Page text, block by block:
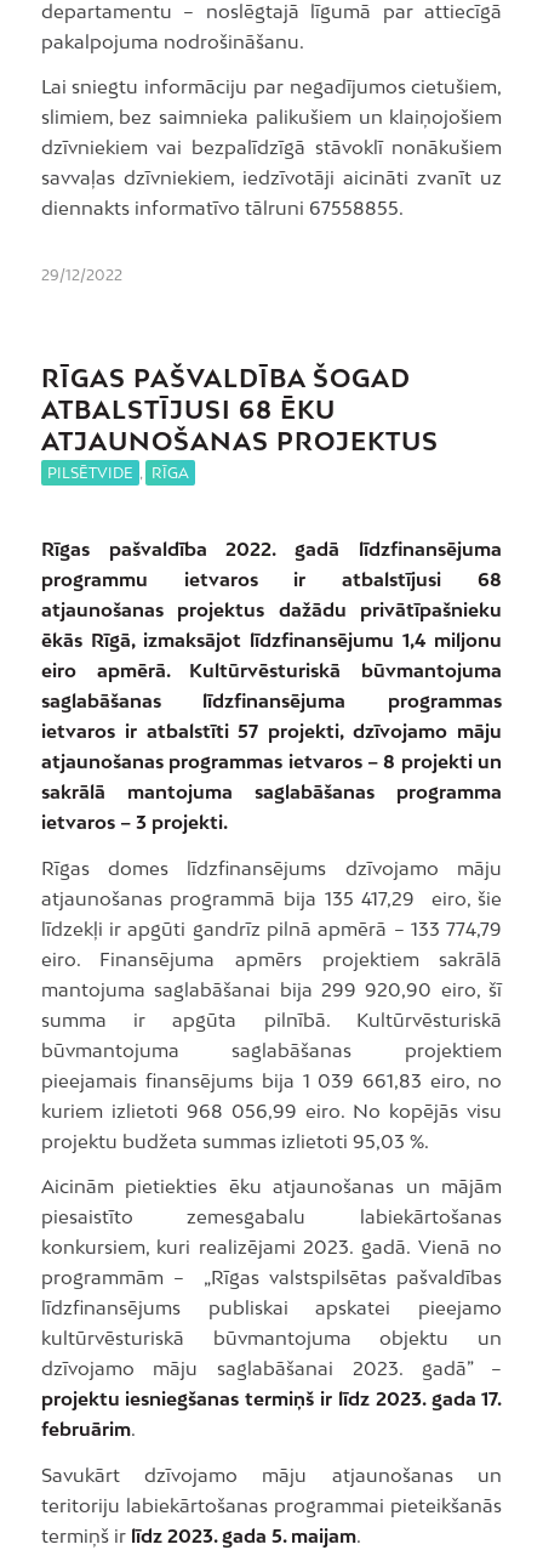
departamentu – noslēgtajā līgumā par attiecīgā
pakalpojuma nodrošināšanu.
Lai sniegtu informāciju par negadījumos cietušiem,
slimiem, bez saimnieka palikušiem un klaiņojošiem
dzīvniekiem vai bezpalīdzīgā stāvoklī nonākušiem
savvaļas dzīvniekiem, iedzīvotāji aicināti zvanīt uz
diennakts informatīvo tālruni 67558855.
29/12/2022
RĪGAS PAŠVALDĪBA ŠOGAD
ATBALSTĪJUSI 68 ĒKU
ATJAUNOŠANAS PROJEKTUS
PILSĒTVIDE , RĪGA
Rīgas pašvaldība 2022. gadā līdzfinansējuma
programmu ietvaros ir atbalstījusi 68
atjaunošanas projektus dažādu privātīpašnieku
ēkās Rīgā, izmaksājot līdzfinansējumu 1,4 miljonu
eiro apmērā. Kultūrvēsturiskā būvmantojuma
saglabāšanas līdzfinansējuma programmas
ietvaros ir atbalstīti 57 projekti, dzīvojamo māju
atjaunošanas programmas ietvaros – 8 projekti un
sakrālā mantojuma saglabāšanas programma
ietvaros – 3 projekti.
Rīgas domes līdzfinansējums dzīvojamo māju
atjaunošanas programmā bija 135 417,29 eiro, šie
līdzekļi ir apgūti gandrīz pilnā apmērā – 133 774,79
eiro. Finansējuma apmērs projektiem sakrālā
mantojuma saglabāšanai bija 299 920,90 eiro, šī
summa ir apgūta pilnībā. Kultūrvēsturiskā
būvmantojuma saglabāšanas projektiem
pieejamais finansējums bija 1 039 661,83 eiro, no
kuriem izlietoti 968 056,99 eiro. No kopējās visu
projektu budžeta summas izlietoti 95,03 %.
Aicinām pietiekties ēku atjaunošanas un mājām
piesaistīto zemesgabalu labiekārtošanas
konkursiem, kuri realizējami 2023. gadā. Vienā no
programmām – „Rīgas valstspilsētas pašvaldības
līdzfinansējums publiskai apskatei pieejamo
kultūrvēsturiskā būvmantojuma objektu un
dzīvojamo māju saglabāšanai 2023. gadā” –
projektu iesniegšanas termiņš ir līdz 2023. gada 17.
februārim.
Savukārt dzīvojamo māju atjaunošanas un
teritoriju labiekārtošanas programmai pieteikšanās
termiņš ir līdz 2023. gada 5. maijam.